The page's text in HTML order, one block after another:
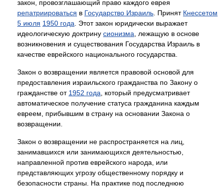
закон, провозглашающий право каждого еврея
репатриироваться в Государство Израиль . Принят Кнессетом
5 июля 1950 года . Этот закон юридически выражает
идеологическую доктрину сионизма , лежащую в основе
возникновения и существования Государства Израиль в
качестве еврейского национального государства.
Закон о возвращении является правовой основой для
предоставления израильского гражданства по Закону о
гражданстве от 1952 года , который предусматривает
автоматическое получение статуса гражданина каждым
евреем, прибывшим в страну на основании Закона о
возвращении.
Закон о возвращении не распространяется на лиц,
занимавшихся или занимающихся деятельностью,
направленной против еврейского народа, или
представляющих угрозу общественному порядку и
безопасности страны. На практике под последнюю